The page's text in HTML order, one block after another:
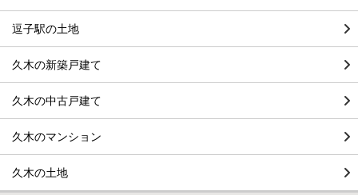
逗子駅の土地
久木の新築戸建て
久木の中古戸建て
久木のマンション
久木の土地